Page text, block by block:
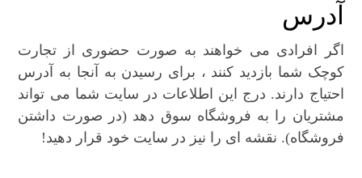
آدرس
اگر افرادی می خواهند به صورت حضوری از تجارت
کوچک شما بازدید کنند ، برای رسیدن به آنجا به آدرس
احتیاج دارند. درج این اطلاعات در سایت شما می تواند
مشتریان را به فروشگاه سوق دهد (در صورت داشتن
فروشگاه). نقشه ای را نیز در سایت خود قرار دهید!